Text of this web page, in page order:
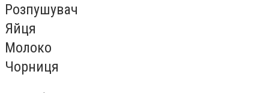
Розпушувач
Яйця
Молоко
Чорниця